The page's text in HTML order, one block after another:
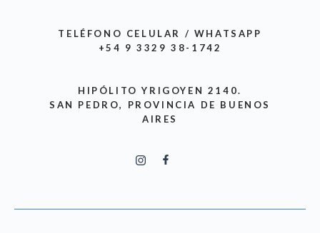
TELÉFONO CELULAR / WHATSAPP
+54 9 3329 38-1742
HIPÓLITO YRIGOYEN 2140.
SAN PEDRO, PROVINCIA DE BUENOS
AIRES